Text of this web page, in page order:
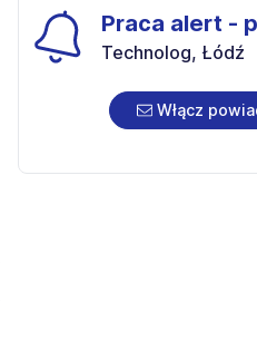
Praca alert -
Technolog, Łódź
Włącz